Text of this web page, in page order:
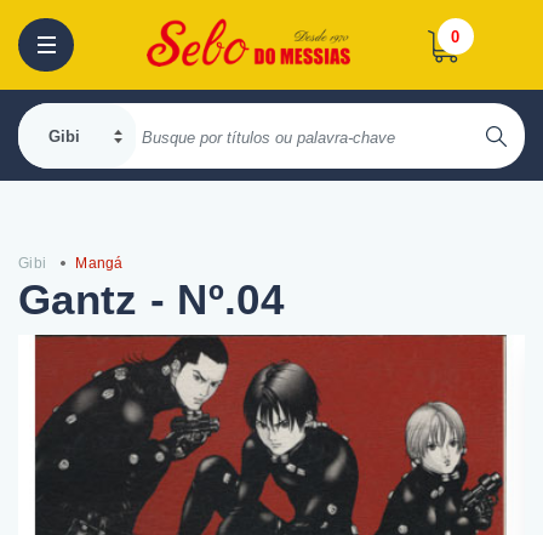
0
Gibi Mangá
Gantz - Nº.04